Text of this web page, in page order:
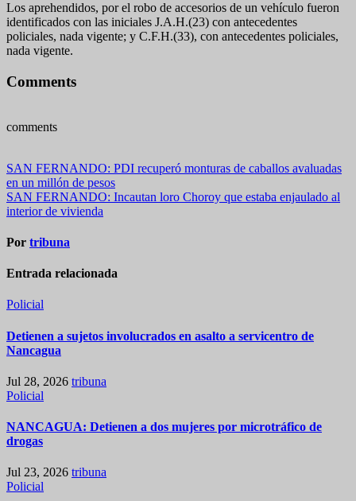
Los aprehendidos, por el robo de accesorios de un vehículo fueron
identificados con las iniciales J.A.H.(23) con antecedentes
policiales, nada vigente; y C.F.H.(33), con antecedentes policiales,
nada vigente.
Comments
comments
Navegación
de
entradas
SAN FERNANDO: PDI recuperó monturas de caballos avaluadas
en un millón de pesos
SAN FERNANDO: Incautan loro Choroy que estaba enjaulado al
interior de vivienda
Por tribuna
Entrada relacionada
Policial
Detienen a sujetos involucrados en asalto a servicentro de
Nancagua
Jul 28, 2026 tribuna
Policial
NANCAGUA: Detienen a dos mujeres por microtráfico de
drogas
Jul 23, 2026 tribuna
Policial